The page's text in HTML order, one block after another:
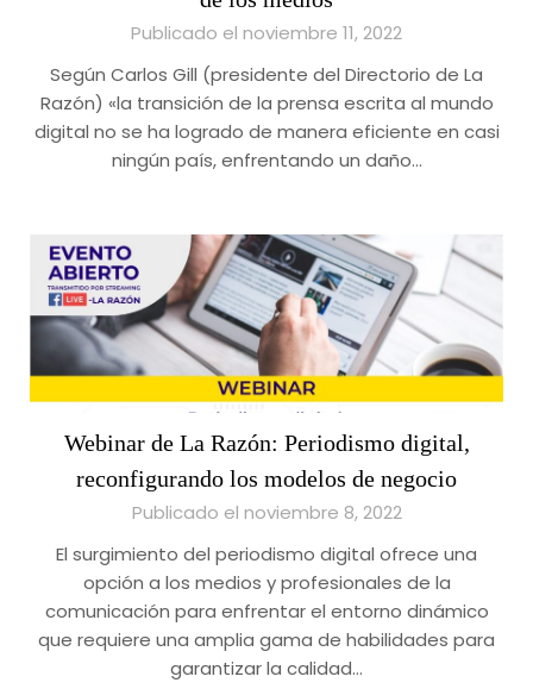
Publicado el noviembre 11, 2022
Según Carlos Gill (presidente del Directorio de La
Razón) «la transición de la prensa escrita al mundo
digital no se ha logrado de manera eficiente en casi
ningún país, enfrentando un daño…
Webinar de La Razón: Periodismo digital,
reconfigurando los modelos de negocio
Publicado el noviembre 8, 2022
El surgimiento del periodismo digital ofrece una
opción a los medios y profesionales de la
comunicación para enfrentar el entorno dinámico
que requiere una amplia gama de habilidades para
garantizar la calidad…